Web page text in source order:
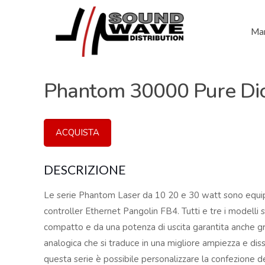
Phantom 30000 Pure
ACQUISTA
DESCRIZIONE
Le serie Phantom Laser da 10 20 e 30 watt sono
controller Ethernet Pangolin FB4. Tutti e tre i modelli
compatto e da una potenza di uscita garantita anche
analogica che si traduce in una migliore ampiezza e
questa serie è possibile personalizzare la confezione